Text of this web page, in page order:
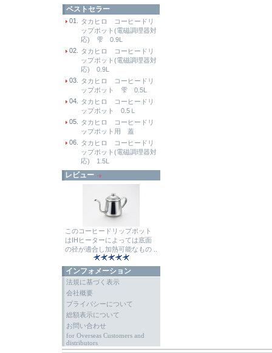
ベストセラー
01.
タカヒロ コーヒードリ
ップポット(電磁調理器対
応) 雫 0.9L
02.
タカヒロ コーヒードリ
ップポット(電磁調理器対
応) 0.9L
03.
タカヒロ コーヒードリ
ップポット 雫 0.5L
04.
タカヒロ コーヒードリ
ップポット 0.5Ｌ
05.
タカヒロ コーヒードリ
ップポット用 蓋
06.
タカヒロ コーヒードリ
ップポット(電磁調理器対
応) 1.5L
レビュー
このコーヒードリップポット
はIHヒーターによっては底面
の径が適合し加熱可能なもの ..
インフォメーション
法規に基づく表示
会社概要
プライバシーについて
総額表示について
お問い合わせ
for Overseas Customers and
distributors